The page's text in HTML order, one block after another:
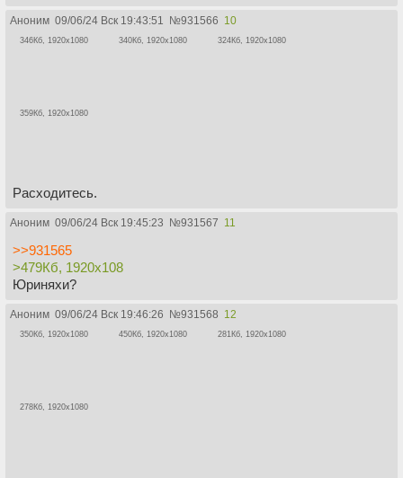
Аноним 09/06/24 Вск 19:43:51 №931566 10
346Кб, 1920x1080 340Кб, 1920x1080 324Кб, 1920x1080
359Кб, 1920x1080
Расходитесь.
Аноним 09/06/24 Вск 19:45:23 №931567 11
>>931565
>479Кб, 1920x108
Юриняхи?
Аноним 09/06/24 Вск 19:46:26 №931568 12
350Кб, 1920x1080 450Кб, 1920x1080 281Кб, 1920x1080
278Кб, 1920x1080